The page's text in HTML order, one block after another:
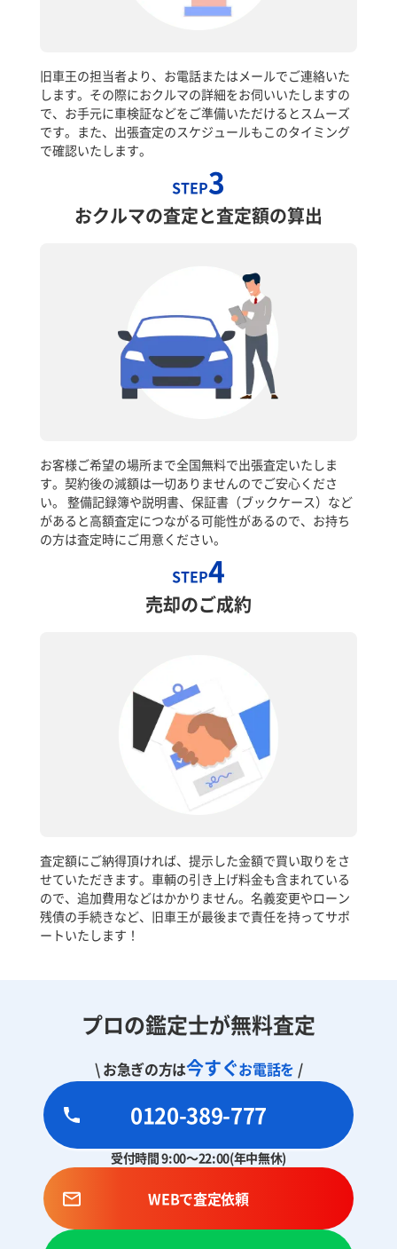
旧車王の担当者より、お電話またはメールでご連絡いた
します。その際におクルマの詳細をお伺いいたしますの
で、お手元に車検証などをご準備いただけるとスムーズ
です。また、出張査定のスケジュールもこのタイミング
で確認いたします。
STEP3
おクルマの査定と査定額の算出
お客様ご希望の場所まで全国無料で出張査定いたしま
す。契約後の減額は一切ありませんのでご安心くださ
い。 整備記録簿や説明書、保証書（ブックケース）など
があると高額査定につながる可能性があるので、お持ち
の方は査定時にご用意ください。
STEP4
売却のご成約
査定額にご納得頂ければ、提示した金額で買い取りをさ
せていただきます。車輌の引き上げ料金も含まれている
ので、追加費用などはかかりません。名義変更やローン
残債の手続きなど、旧車王が最後まで責任を持ってサポ
ートいたします！
プロの鑑定士が無料査定
\ お急ぎの方は今すぐお電話を /
0120-389-777
受付時間 9:00～22:00(年中無休)
WEBで査定依頼